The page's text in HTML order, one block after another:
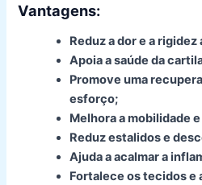
Vantagens:
Reduz a dor e a
Apoia a saúde da
Promove uma
esforço;
Melhora a mobilidade
Reduz estalidos e
Ajuda a acalmar a
Fortalece os tecidos e